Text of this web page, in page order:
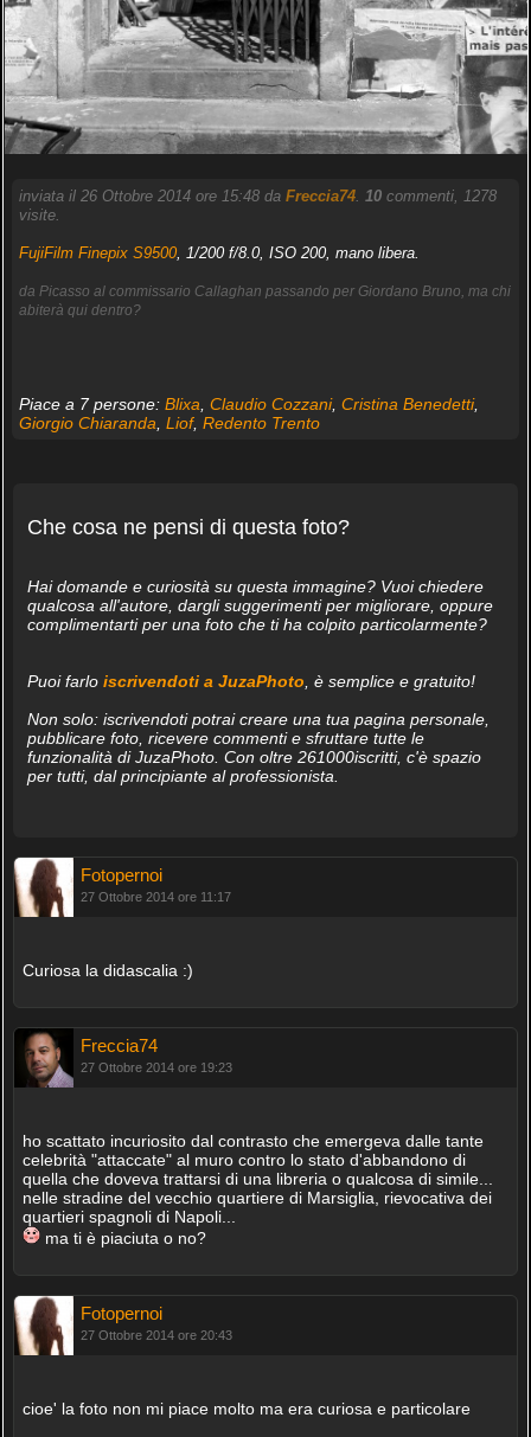
inviata il 26 Ottobre 2014 ore 15:48 da Freccia74. 10commenti, 1278
visite.
FujiFilm Finepix S9500, 1/200 f/8.0, ISO 200, mano libera.
da Picasso al commissario Callaghan passando per Giordano Bruno, ma chi
abiterà qui dentro?
Piace a 7 persone: Blixa Claudio Cozzani, Cristina Benedetti,
Giorgio Chiaranda Liof, Redento Trento
Che cosa ne pensi di questa foto?
Hai domande e curiosità su questa immagine? Vuoi chiedere
qualcosa all'autore, dargli suggerimenti per migliorare, oppure
complimentarti per una foto che ti ha colpito particolarmente?
Puoi farlo iscrivendoti a JuzaPhoto , è semplice e gratuito!
Non solo: iscrivendoti potrai creare una tua pagina personale,
pubblicare foto, ricevere commenti e sfruttare tutte le
funzionalità di JuzaPhoto. Con oltre 261000iscritti, c'è spazio
per tutti, dal principiante al professionista.
Fotopernoi
27 Ottobre 2014 ore 11:17
Curiosa la didascalia :)
Freccia74
27 Ottobre 2014 ore 19:23
ho scattato incuriosito dal contrasto che emergeva dalle tante
celebrità "attaccate" al muro contro lo stato d'abbandono di
quella che doveva trattarsi di una libreria o qualcosa di simile...
nelle stradine del vecchio quartiere di Marsiglia, rievocativa dei
quartieri spagnoli di Napoli...
ma ti è piaciuta o no?
Fotopernoi
27 Ottobre 2014 ore 20:43
cioe' la foto non mi piace molto ma era curiosa e particolare